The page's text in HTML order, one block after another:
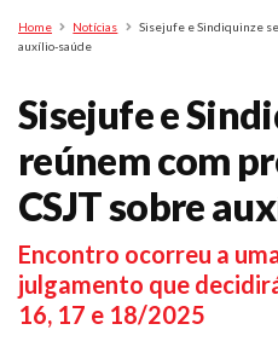
Pesquisa
Home Notícias
Sisejufe e Sindiquinze
auxílio-saúde
Sisejufe e
reúnem com
CSJT sobre
Encontro ocorreu a
julgamento que
16, 17 e 18/2025
Jurídico
O Sindicato
Agenda
Casa do Alto
Nossos Convênios
Gympass Wellhub